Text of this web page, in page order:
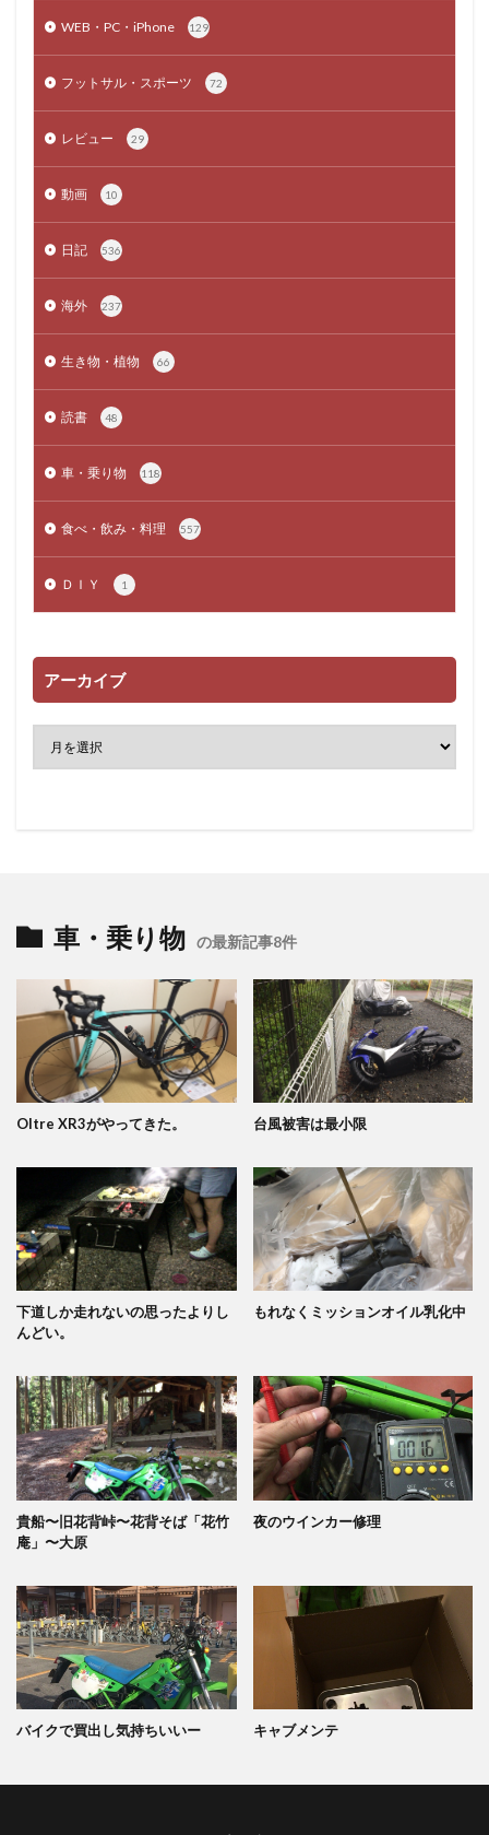
WEB・PC・iPhone 129
フットサル・スポーツ 72
レビュー 29
動画 10
日記 536
海外 237
生き物・植物 66
読書 48
車・乗り物 118
食べ・飲み・料理 557
ＤＩＹ 1
アーカイブ
車・乗り物 の最新記事8件
Oltre XR3がやってきた。 台風被害は最小限
下道しか走れないの思ったよりし
んどい。
もれなくミッションオイル乳化中
貴船〜旧花背峠〜花背そば「花竹
庵」〜大原
夜のウインカー修理
バイクで買出し気持ちいいー キャブメンテ